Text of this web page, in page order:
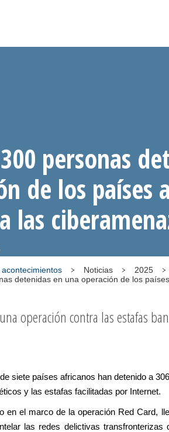
personas
de los países
las
acontecimientos Noticias
2025
detenidas en una operación de los
operación contra las estafas
siete países africanos han detenido a
y las estafas facilitadas por Internet.
en el marco de la operación Red Card,
las redes delictivas